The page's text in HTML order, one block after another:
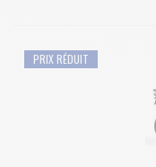
PRIX RÉDUIT